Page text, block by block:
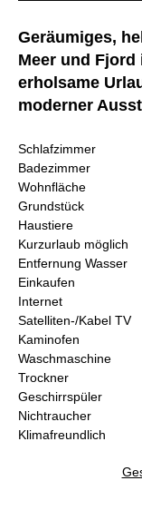
Geräumiges,
Meer und
erholsame
moderner
Schlafzimmer
Badezimmer
Wohnfläche
Grundstück
Haustiere
Kurzurlaub möglich
Entfernung Wasser
Einkaufen
Internet
Satelliten-/Kabel TV
Kaminofen
Waschmaschine
Trockner
Geschirrspüler
Nichtraucher
Klimafreundlich